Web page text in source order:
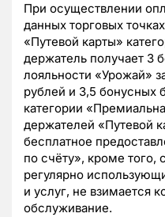
При осуществлении
данных торговых
«Путевой карты»
держатель получает 3
лояльности «Урожай»
рублей и 3,5 бонусных
категории
держателей «Путевой
бесплатное
по счёту», кроме того,
регулярно
и услуг, не взимается
обслуживание.